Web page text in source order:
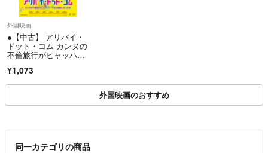
＝＝＝＝＝＝＝＝＝＝＝＝＝＝
▼特商法
https://fril.jp/ts/official/law/a060/
▼返品特約
外国映画
●【中古】 アリバイ・
ドット・コム カンヌの
不倫旅行がヒャッハ
件 (2巻セット) 、2 ウ
¥1,073
外国映画のおすすめ
同一カテゴリの商品